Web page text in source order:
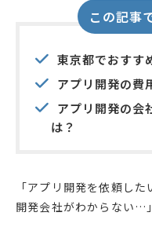
この記事
東京都でおすす
アプリ開発の費
アプリ開発の会
は？
「アプリ開発を依頼し
開発会社がわからない…